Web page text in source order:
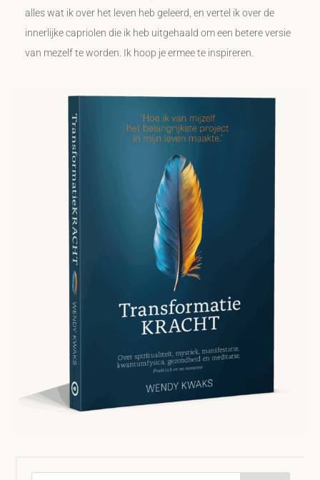
alles wat ik over het leven heb geleerd, en vertel ik over de
innerlijke capriolen die ik heb uitgehaald om een betere versie
van mezelf te worden. Ik hoop je ermee te inspireren.